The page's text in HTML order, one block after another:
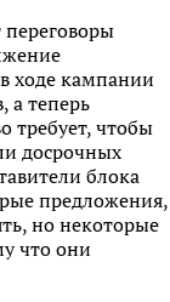
переговоры
ходе кампании
а теперь
требует, чтобы
досрочных
блока
предложения,
но некоторые
что они